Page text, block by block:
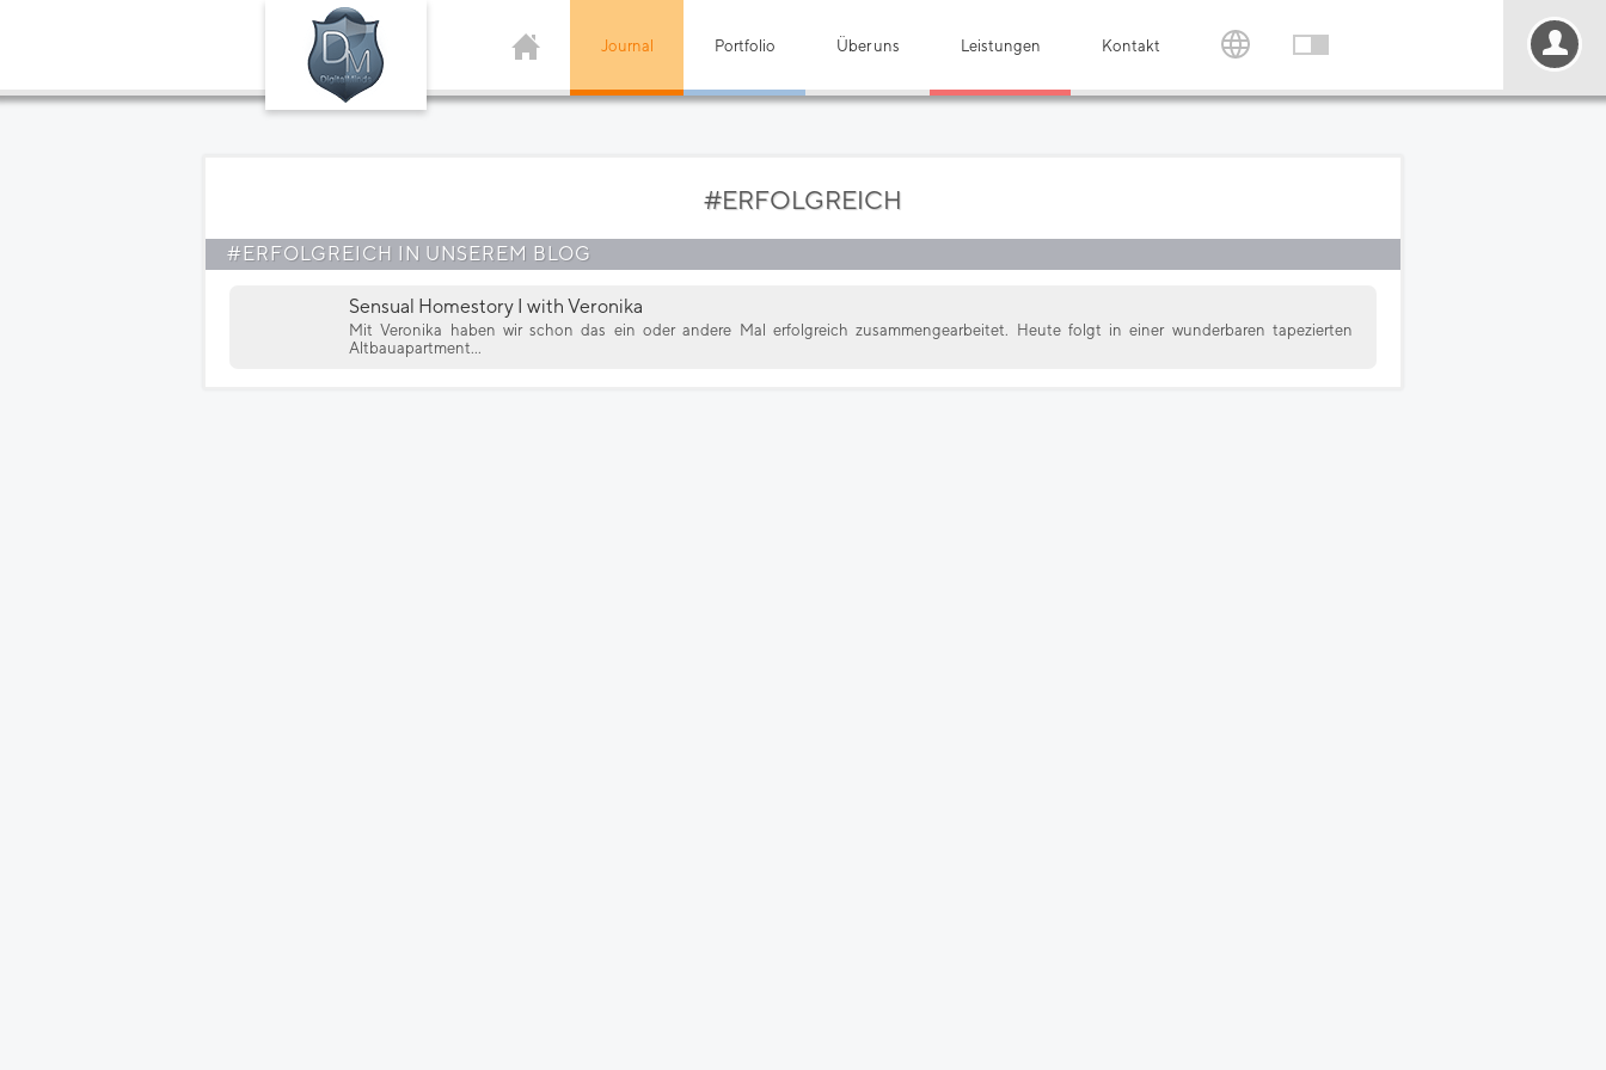
Journal Portfolio Über uns Leistungen Kontakt
#ERFOLGREICH
#ERFOLGREICH IN UNSEREM BLOG
Sensual Homestory I with Veronika
Mit Veronika haben wir schon das ein oder andere Mal erfolgreich zusammengearbeitet. Heute folgt in einer wunderbaren tapezierten
Altbauapartment...